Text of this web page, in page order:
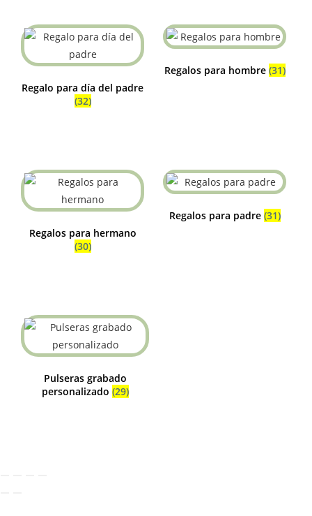
Regalo para día del padre
(32)
Regalos para hombre (31)
Regalos para hermano
(30)
Regalos para padre (31)
Pulseras grabado
personalizado (29)